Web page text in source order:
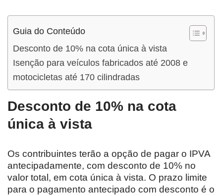
Guia do Conteúdo
Desconto de 10% na cota única à vista
Isenção para veículos fabricados até 2008 e
motocicletas até 170 cilindradas
Desconto de 10% na cota
única à vista
Os contribuintes terão a opção de pagar o IPVA
antecipadamente, com desconto de 10% no
valor total, em cota única à vista. O prazo limite
para o pagamento antecipado com desconto é o